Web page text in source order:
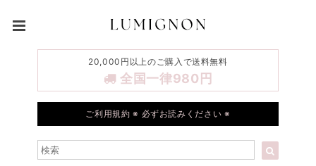
20,000円以上のご購入で送料無料
全国一律980円
ご利用規約 ※ 必ずお読みください ※